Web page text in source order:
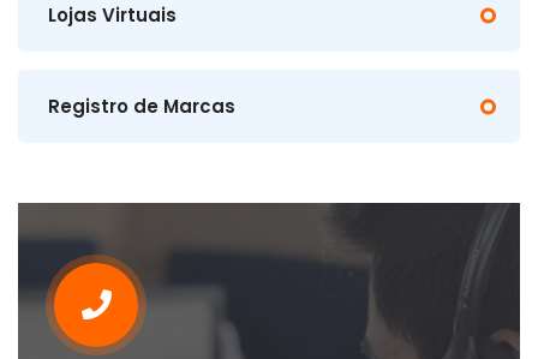
Lojas Virtuais
Registro de Marcas